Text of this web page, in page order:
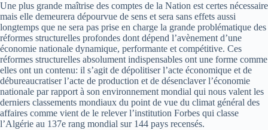
Une plus grande maîtrise des comptes de la Nation est certes nécessaire
mais elle demeurera dépourvue de sens et sera sans effets aussi
longtemps que ne sera pas prise en charge la grande problématique des
réformes structurelles profondes dont dépend l’avènement d’une
économie nationale dynamique, performante et compétitive. Ces
réformes structurelles absolument indispensables ont une forme comme
elles ont un contenu: il s’agit de dépolitiser l’acte économique et de
débureaucratiser l’acte de production et de désenclaver l’économie
nationale par rapport à son environnement mondial qui nous valent les
derniers classements mondiaux du point de vue du climat général des
affaires comme vient de le relever l’institution Forbes qui classe
l’Algérie au 137e rang mondial sur 144 pays recensés.